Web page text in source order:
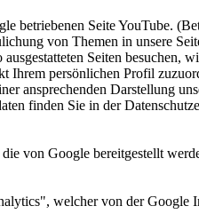
betriebenen Seite YouTube.
von Themen in unsere
Seiten
Ihrem persönlichen Profil
ansprechenden Darstellung
finden Sie in der
von Google bereitgestellt
welcher von der